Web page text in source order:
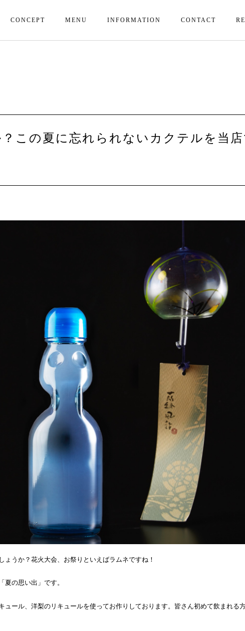
CONCEPT MENU INFORMATION CONTACT
この夏に忘れられないカクテルを当
うか？花火大会、お祭りといえばラムネですね！
の思い出」です。
ュール、洋梨のリキュールを使ってお作りしております。皆さん初めて飲まれる